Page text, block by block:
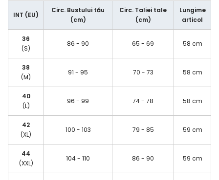
INT (EU)
Circ. Bustului tău
(cm)
Circ. Taliei tale
(cm)
Lungime
articol
36
(S)
86 - 90 65 - 69 58 cm
38
(M)
91 - 95 70 - 73 58 cm
40
(L)
96 - 99 74 - 78 58 cm
42
(XL)
100 - 103 79 - 85 59 cm
44
(XXL)
104 - 110 86 - 90 59 cm